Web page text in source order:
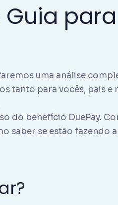
Guia para
uma análise
tanto para vocês, pais e
do benefício DuePay.
saber se estão fazendo